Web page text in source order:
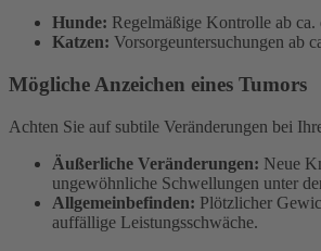
Hunde: Regelmäßige Kontrolle ab ca.
Katzen: Vorsorgeuntersuchungen ab
Mögliche Anzeichen eines Tumors
Achten Sie auf subtile Veränderungen bei
Äußerliche Veränderungen: Neue
ungewöhnliche Schwellungen unter
Allgemeinbefinden: Plötzlicher
auffällige Leistungsschwäche.